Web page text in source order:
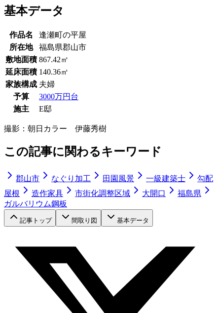
基本データ
作品名
逢瀬町の平屋
所在地
福島県郡山市
敷地面積 867.42㎡
延床面積 140.36㎡
家族構成 夫婦
予算
3000万円台
施主
E邸
撮影： 朝日カラー 伊藤秀樹
この記事に関わるキーワード
郡山市 なぐり加工 田園風景 一級建築士
勾配
屋根
造作家具 市街化調整区域 大開口
福島県
ガルバリウム鋼板
記事トップ 間取り図 基本データ